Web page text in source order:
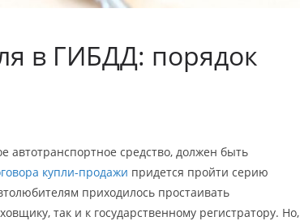
в ГИБДД: порядок
средство, должен быть
купли-продажи придется пройти серию
приходилось простаивать
так и к государственному регистратору. Но,